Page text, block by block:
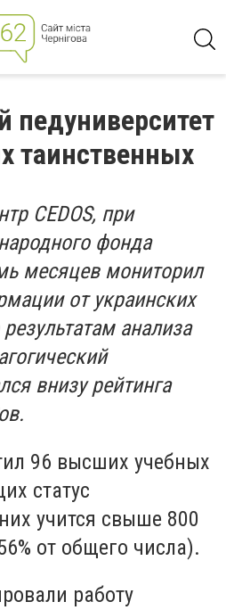
педуниверситет
таинственных
CEDOS, при
фонда
месяцев мониторил
от украинских
анализа
внизу рейтинга
96 высших учебных
статус
учится свыше 800
от общего числа).
работу